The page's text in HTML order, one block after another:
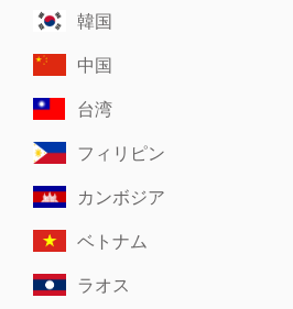
韓国
中国
台湾
フィリピン
カンボジア
ベトナム
ラオス